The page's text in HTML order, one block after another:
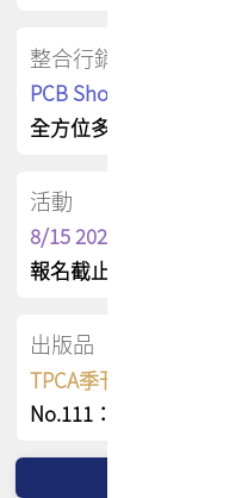
整合行銷
PCB Shop 採購指南
全方位多元曝光方案
活動
8/15 2026 TPCA健康盃
報名截止日 : 8/3 活動日
出版品
TPCA季刊 FREE 線上版
No.111：PCB全球風險